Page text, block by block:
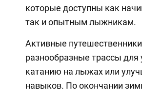
которые доступны как
так и опытным лыжникам.
Активные
разнообразные трассы для
катанию на лыжах или
навыков. По окончании